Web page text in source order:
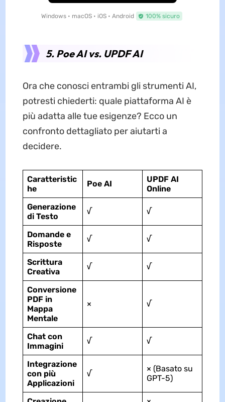
Windows • macOS • iOS • Android 100% sicuro
5. Poe AI vs. UPDF AI
Ora che conosci entrambi gli strumenti AI,
potresti chiederti: quale piattaforma AI è
più adatta alle tue esigenze? Ecco un
confronto dettagliato per aiutarti a
decidere.
Caratteristic
he
Poe AI
UPDF AI
Online
Generazione
di Testo
√ √
Domande e
Risposte
√ √
Scrittura
Creativa
√ √
Conversione
PDF in
Mappa
Mentale
× √
Chat con
Immagini
√ √
Integrazione
con più
Applicazioni
√
× (Basato su
GPT-5)